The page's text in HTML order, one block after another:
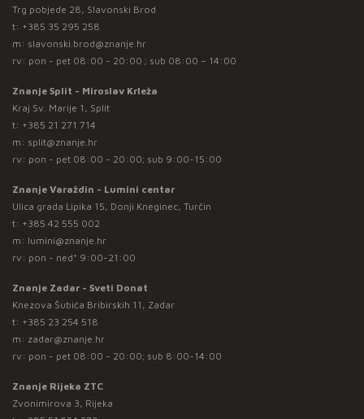
Trg pobjede 28, Slavonski Brod
t: +385 35 295 258
m: slavonski.brod@znanje.hr
rv: pon - pet 08:00 - 20:00 ; sub 08:00 – 14:00
Znanje Split - Miroslav Krleža
Kraj Sv. Marije 1, Split
t: +385 21 271 714
m: split@znanje.hr
rv: pon - pet 08:00 - 20:00; sub 9:00-15:00
Znanje Varaždin - Lumini centar
Ulica grada Lipika 15, Donji Kneginec, Turčin
t: +385 42 555 002
m: lumini@znanje.hr
rv: pon - ned* 9:00-21:00
Znanje Zadar - Sveti Donat
Knezova Šubića Bribirskih 11, Zadar
t: +385 23 254 518
m: zadar@znanje.hr
rv: pon - pet 08:00 - 20:00; sub 8:00-14:00
Znanje Rijeka ZTC
Zvonimirova 3, Rijeka